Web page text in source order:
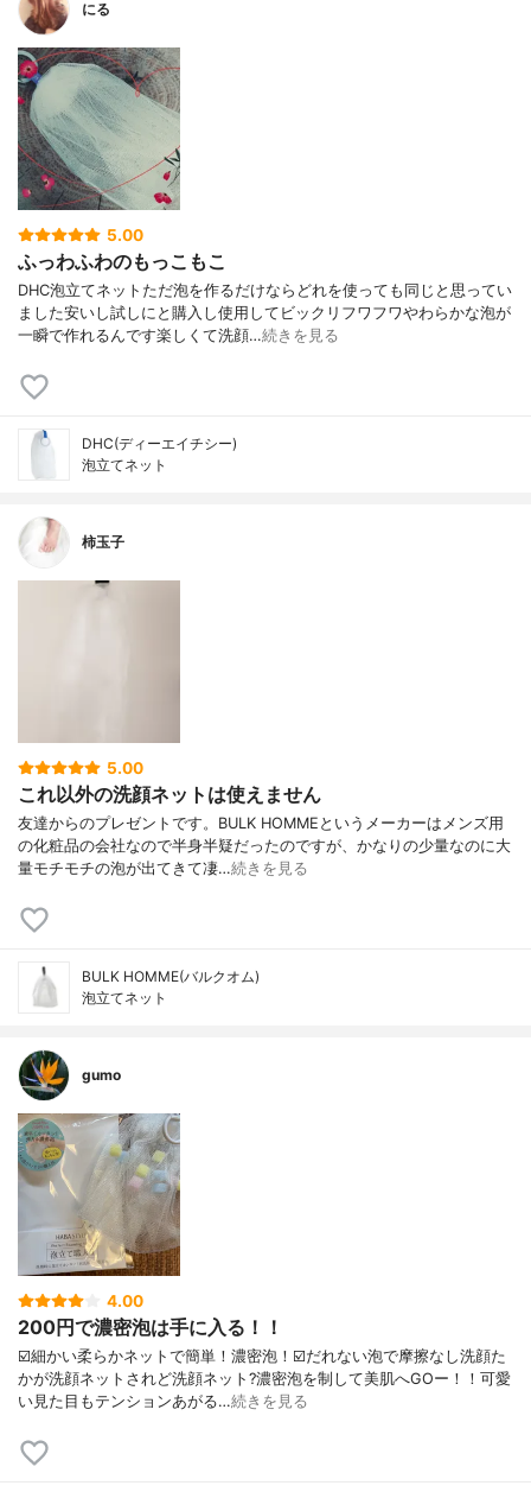
にる
5.00
ふっわふわのもっこもこ
DHC泡立てネットただ泡を作るだけならどれを使っても同じと思ってい
ました安いし試しにと購入し使用してビックリフワフワやわらかな泡が
一瞬で作れるんです楽しくて洗顔…続きを見る
DHC(ディーエイチシー)
泡立てネット
柿玉子
5.00
これ以外の洗顔ネットは使えません
友達からのプレゼントです。BULK HOMMEというメーカーはメンズ用
の化粧品の会社なので半身半疑だったのですが、かなりの少量なのに大
量モチモチの泡が出てきて凄…続きを見る
BULK HOMME(バルクオム)
泡立てネット
gumo
4.00
200円で濃密泡は手に入る！！
☑️細かい柔らかネットで簡単！濃密泡！☑️だれない泡で摩擦なし洗顔た
かが洗顔ネットされど洗顔ネット?濃密泡を制して美肌へGOー！！可愛
い見た目もテンションあがる…続きを見る